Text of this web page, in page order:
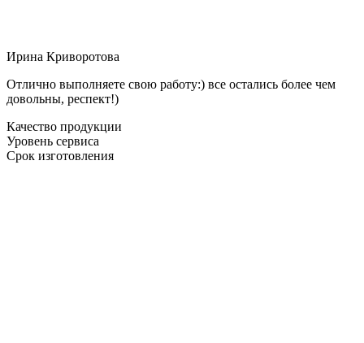
Ирина Криворотова
Отлично выполняете свою работу:) все остались более чем
довольны, респект!)
Качество продукции
Уровень сервиса
Срок изготовления